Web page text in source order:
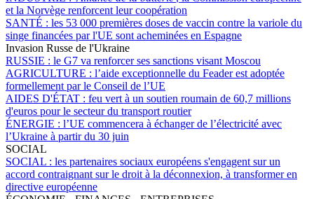
et la Norvège renforcent leur coopération
SANTÉ : les 53 000 premières doses de vaccin contre la variole du
singe financées par l'UE sont acheminées en Espagne
Invasion Russe de l'Ukraine
RUSSIE : le G7 va renforcer ses sanctions visant Moscou
AGRICULTURE : l’aide exceptionnelle du Feader est adoptée
formellement par le Conseil de l’UE
AIDES D'ÉTAT : feu vert à un soutien roumain de 60,7 millions
d'euros pour le secteur du transport routier
ÉNERGIE : l’UE commencera à échanger de l’électricité avec
l’Ukraine à partir du 30 juin
SOCIAL
SOCIAL : les partenaires sociaux européens s'engagent sur un
accord contraignant sur le droit à la déconnexion, à transformer en
directive européenne